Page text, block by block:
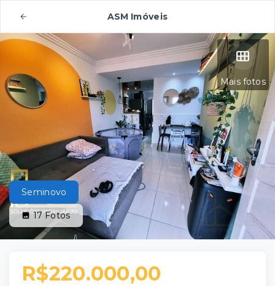
ASM Imóveis
Mais fotos
Seminovo
17Fotos
R$220.000,00